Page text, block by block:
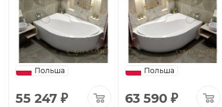
Польша
55 247 ₽
Польша
63 590₽